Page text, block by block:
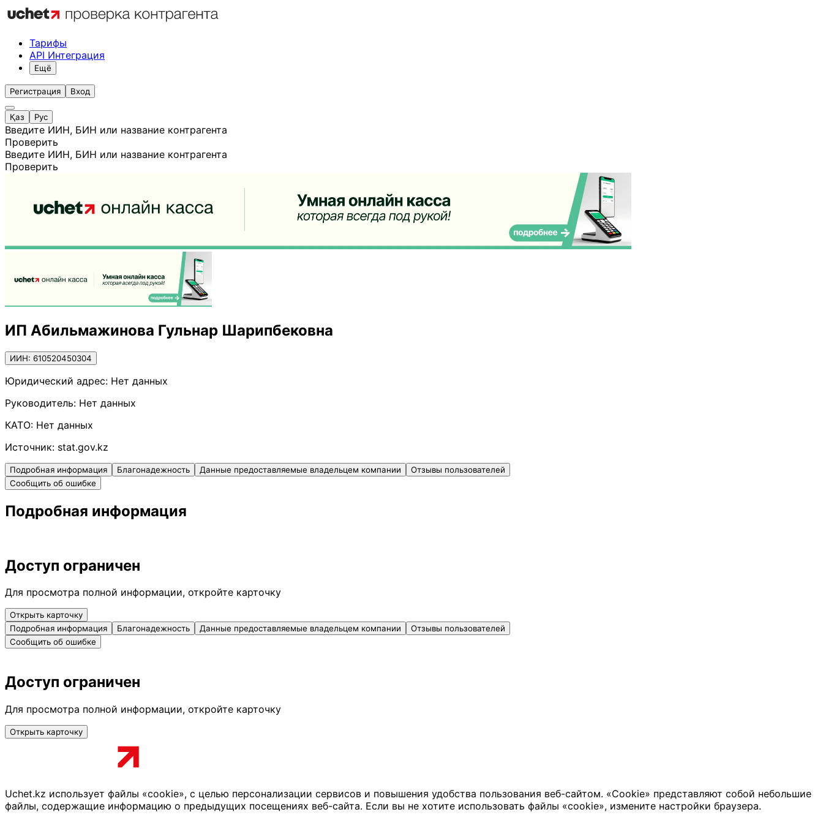
Тарифы
API Интеграция
Ещё
Регистрация Вход
Қаз Рус
Введите ИИН, БИН или название контрагента
Проверить
Введите ИИН, БИН или название контрагента
Проверить
ИП Абильмажинова Гульнар Шарипбековна
ИИН: 610520450304
Юридический адрес: Нет данных
Руководитель: Нет данных
КАТО: Нет данных
Источник: stat.gov.kz
Подробная информация Благонадежность Данные предоставляемые владельцем компании
Отзывы пользователей
Сообщить об ошибке
Подробная информация
Доступ ограничен
Для просмотра полной информации, откройте карточку
Открыть карточку
Подробная информация
Благонадежность Данные предоставляемые владельцем компании
Отзывы пользователей
Сообщить об ошибке
Доступ ограничен
Для просмотра полной информации, откройте карточку
Открыть карточку
Uchet.kz использует файлы «cookie», с целью персонализации сервисов и повышения удобства пользования веб-сайтом. «Cookie» представляют собой небольшие
файлы, содержащие информацию о предыдущих посещениях веб-сайта. Если вы не хотите использовать файлы «cookie», измените настройки браузера.